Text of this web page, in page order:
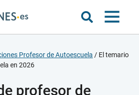
Profesor de Autoescuela / El temario
en 2026
profesor de